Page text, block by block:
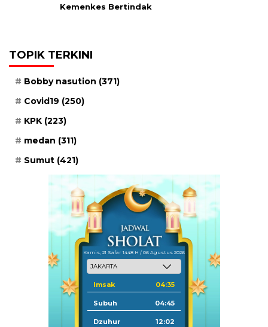
Kemenkes Bertindak
TOPIK TERKINI
Bobby nasution (371)
Covid19 (250)
KPK (223)
medan (311)
Sumut (421)
Kamis, 21 Safar 1448 H / 06 Agustus 2026
Imsak 04:35
Subuh 04:45
Dzuhur 12:02